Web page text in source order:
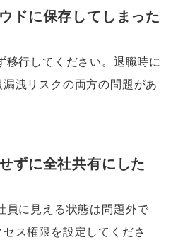
ドに保存してしまった
行してください。退職時に
洩リスクの両方の問題があ
ずに全社共有にした
に見える状態は問題外で
ス権限を設定してくださ